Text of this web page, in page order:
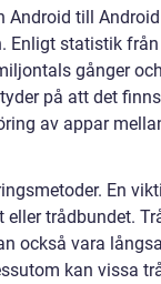
Android till
Enligt statistik från
gånger
på att det
av appar
En
trådbundet.
också vara
kan vissa